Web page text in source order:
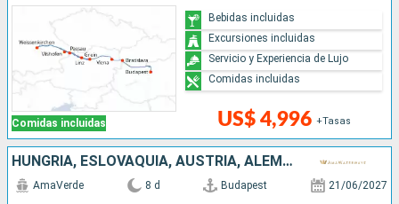
Comidas incluidas US$ 4,996 +Tasas
Bebidas incluidas
Excursiones incluidas
Servicio y Experiencia de Lujo
Comidas incluidas
HUNGRÍA, ESLOVAQUIA, AUSTRIA, ALEMANIA
AmaVerde 8 d Budapest 21/06/2027